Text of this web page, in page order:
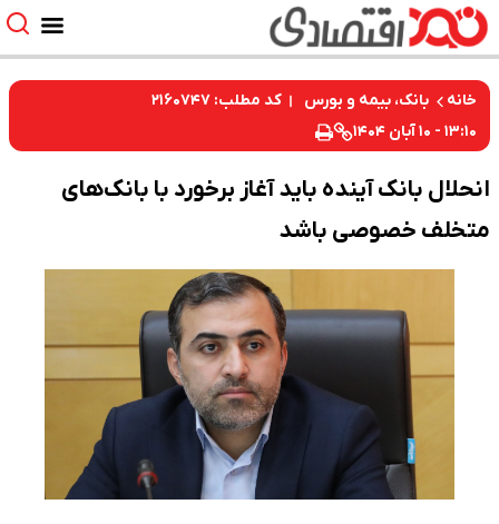
خانه بانک، بیمه و بورس
کد مطلب: ۲۱۶۰۷۴۷
۱۳:۱۰ - ۱۰ آبان ۱۴۰۴
انحلال بانک آینده باید آغاز برخورد با بانک‌های
متخلف خصوصی باشد